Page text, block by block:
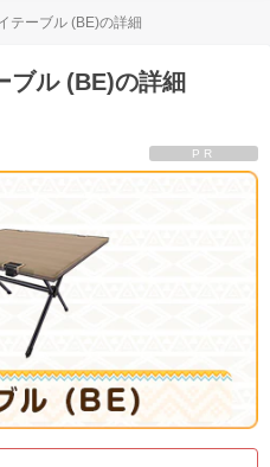
テーブル (BE)の詳細
ブル (BE)の詳細
PR